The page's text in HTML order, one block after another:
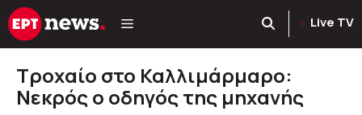
Μετάβαση
σε
Live TV
Τροχαίο στο Καλλιμάρμαρο:
Νεκρός ο οδηγός της μηχανής